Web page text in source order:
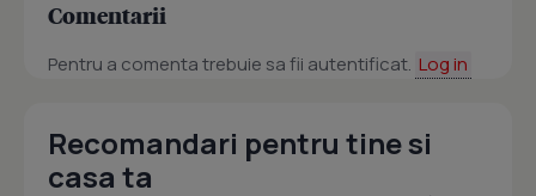
Comentarii
Pentru a comenta trebuie sa fii autentificat. Log in
Recomandari pentru tine si
casa ta